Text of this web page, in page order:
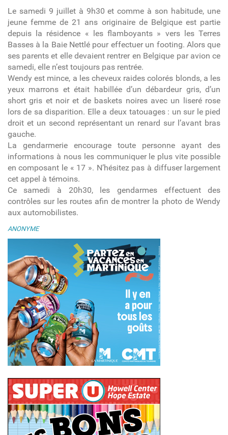
Le samedi 9 juillet à 9h30 et comme à son habitude, une
jeune femme de 21 ans originaire de Belgique est partie
depuis la résidence « les flamboyants » vers les Terres
Basses à la Baie Nettlé pour effectuer un footing. Alors que
ses parents et elle devaient rentrer en Belgique par avion ce
samedi, elle n’est toujours pas rentrée.
Wendy est mince, a les cheveux raides colorés blonds, a les
yeux marrons et était habillée d’un débardeur gris, d’un
short gris et noir et de baskets noires avec un liseré rose
lors de sa disparition. Elle a deux tatouages : un sur le pied
droit et un second représentant un renard sur l’avant bras
gauche.
La gendarmerie encourage toute personne ayant des
informations à nous les communiquer le plus vite possible
en composant le « 17 ». N’hésitez pas à diffuser largement
cet appel à témoins.
Ce samedi à 20h30, les gendarmes effectuent des
contrôles sur les routes afin de montrer la photo de Wendy
aux automobilistes.
ANONYME